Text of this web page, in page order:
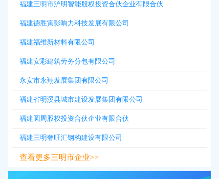
福建三明市沪明智能股权投资合伙企业有限合伙
福建德胜寅影响力科技发展有限公司
福建福维新材料有限公司
福建安彩建筑劳务分包有限公司
永安市永翔发展集团有限公司
福建省明溪县城市建设发展集团有限公司
福建圆周股权投资合伙企业有限合伙
福建三明奢旺汇钢构建设有限公司
查看更多三明市企业>>